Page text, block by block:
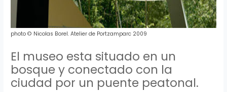
photo © Nicolas Borel.Atelier de Portzamparc 2009
El museo esta situado en un
bosque y conectado con la
ciudad por un puente peatonal.